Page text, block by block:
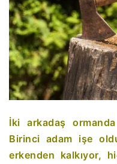
İki arkadaş
Birinci adam işe
erkenden kalkıyor,